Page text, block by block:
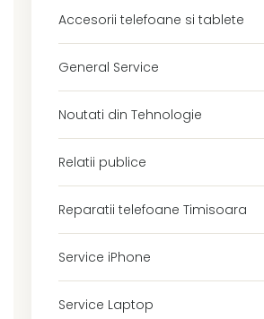
Accesorii telefoane si tablete
General Service
Noutati din Tehnologie
Relatii publice
Reparatii telefoane Timisoara
Service iPhone
Service Laptop